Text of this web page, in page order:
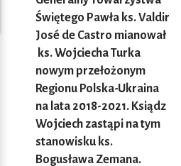
Świętego Pawła ks. Valdir
José de Castro mianował
ks. Wojciecha Turka
nowym przełożonym
Regionu Polska-Ukraina
na lata 2018-2021. Ksiądz
Wojciech zastąpi na tym
stanowisku ks.
Bogusława Zemana.